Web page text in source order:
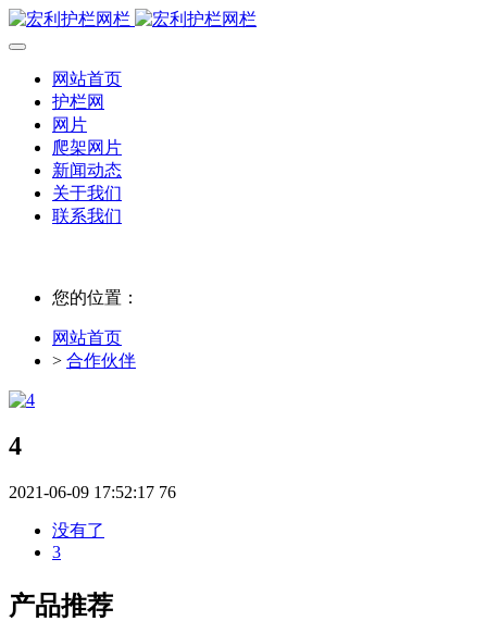
网站首页
护栏网
网片
爬架网片
新闻动态
关于我们
联系我们
您的位置：
网站首页
> 合作伙伴
4
2021-06-09 17:52:17 76
没有了
3
产品推荐